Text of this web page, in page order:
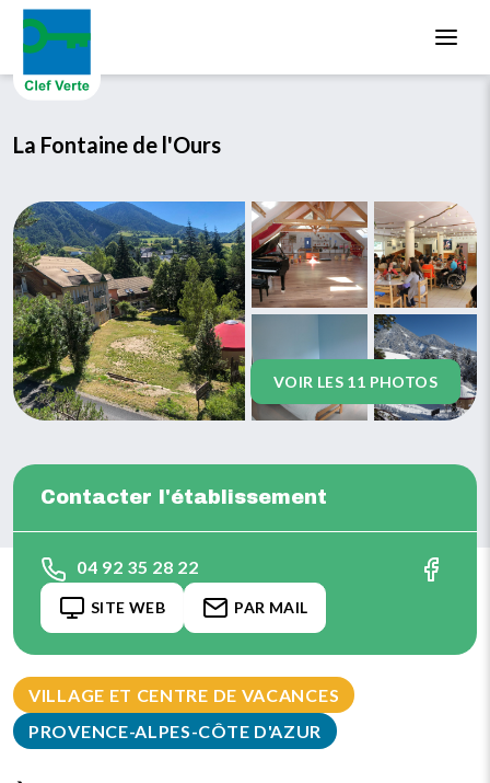
La Fontaine de l'Ours
VOIR LES 11 PHOTOS
VILLAGE ET CENTRE DE VACANCES
PROVENCE-ALPES-CÔTE D'AZUR
Contacter l'établissement
04 92 35 28 22
SITE WEB PAR MAIL